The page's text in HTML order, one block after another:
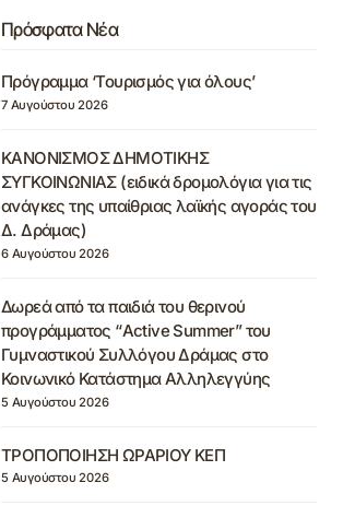
Πρόσφατα Νέα
Πρόγραμμα ‘Τουρισμός για όλους’
7 Αυγούστου 2026
ΚΑΝΟΝΙΣΜΟΣ ΔΗΜΟΤΙΚΗΣ
ΣΥΓΚΟΙΝΩΝΙΑΣ (ειδικά δρομολόγια για τις
ανάγκες της υπαίθριας λαϊκής αγοράς του
Δ. Δράμας)
6 Αυγούστου 2026
Δωρεά από τα παιδιά του θερινού
προγράμματος “Active Summer” του
Γυμναστικού Συλλόγου Δράμας στο
Κοινωνικό Κατάστημα Αλληλεγγύης
5 Αυγούστου 2026
ΤΡΟΠΟΠΟΙΗΣΗ ΩΡΑΡΙΟΥ ΚΕΠ
5 Αυγούστου 2026